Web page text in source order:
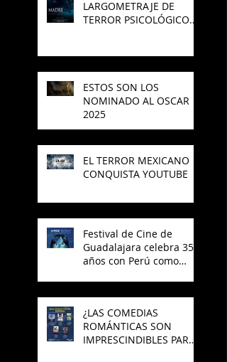
LARGOMETRAJE DE
TERROR PSICOLÓGICO
ESTOS SON LOS
NOMINADO AL OSCAR
2025
EL TERROR MEXICANO
CONQUISTA YOUTUBE
Festival de Cine de
Guadalajara celebra 35
años con Perú como
¿LAS COMEDIAS
ROMÁNTICAS SON
IMPRESCINDIBLES PARA